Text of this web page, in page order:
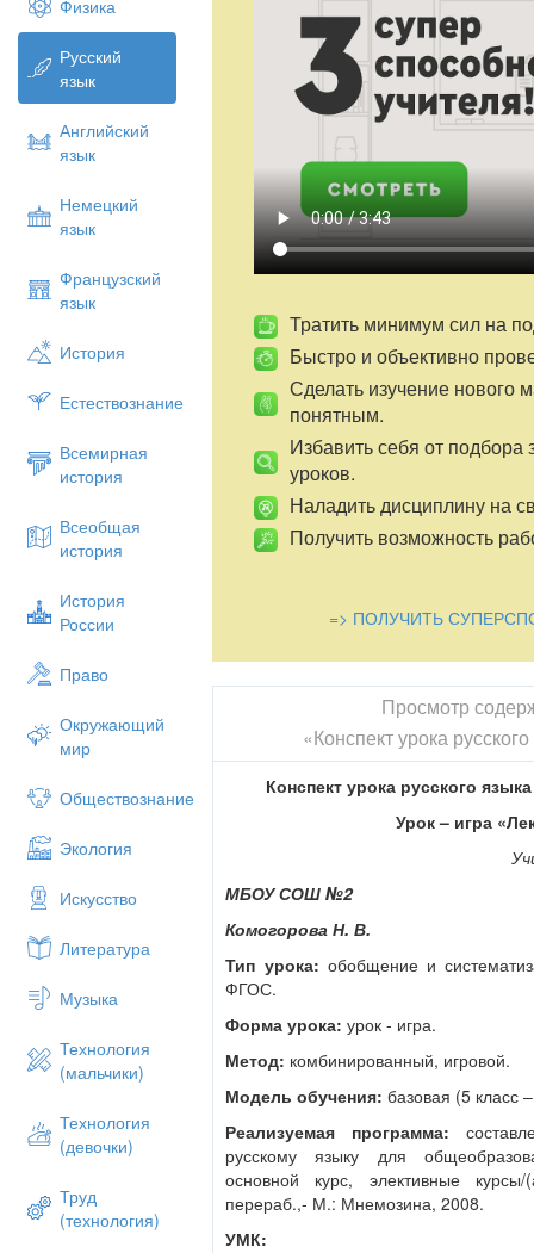
Физика
Русский
язык
Английский
язык
Немецкий
язык
Французский
язык
История
Естествознание
Всемирная
история
Всеобщая
история
История
России
Право
Окружающий
мир
Обществознание
Экология
Искусство
Литература
Музыка
Технология
(мальчики)
Технология
(девочки)
Труд
(технология)
Цель урока: обобщить и
Задачи урока:
1. Образовательные:
- развить умение формулировать
- развить умение находить синонимы,
- формировать умение использовать
- обогащать словарный запас учащихся;
- совершенствовать орфографические
2. Развивающие:
- осуществление системно-
- формирование УУД (личностных,
• развитие умения формулировать и
• развитие умений анализировать,
• развитие творческих, речевых
• формирование логических умений;
• развитие умения формулировать
3. Воспитательные:
? воспитание интереса и уважения к
? воспитание ценностного отношения
? развитие коммуникативных УУД:
Планируемые образовательные
омонимах, синонимах, антонимах;
• работа с толковыми словарями
Метапредметные:
• формирование нравственных
• умение соотносить свои действия с
корректировать их.
? ПК;
? мультимедийный проектор;
? мультимедийная презентация к
1) Организационный этап.
2) Актуализация знаний.
4) Закрепление опорных знаний
5) Физ. минутка.
6) Закрепление изученного.
7) Рефлексия деятельности
8) Информация о домашнем задании
Тратить минимум сил на
Быстро и объективно
Сделать изучение нового
понятным.
Избавить себя от подбора
уроков.
Наладить дисциплину на
Получить возможность
=> ПОЛУЧИТЬ
Просмотр
«Конспект урока
Конспект урока русского
Урок – игра
МБОУ СОШ №2
Комогорова Н. В.
Тип урока: обобщение и
ФГОС.
Форма урока: урок - игра.
Метод: комбинированный, игровой.
Модель обучения:базовая (5 класс
Реализуемая программа:
русскому языку для
основной курс, элективные
перераб.,- М.: Мнемозина, 2008.
УМК: